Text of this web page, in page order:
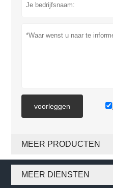
voorleggen
MEER PRODUCTEN
MEER DIENSTEN